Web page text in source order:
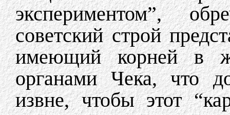
экспериментом”,
советский строй
имеющий корней в
органами Чека, что
извне, чтобы этот